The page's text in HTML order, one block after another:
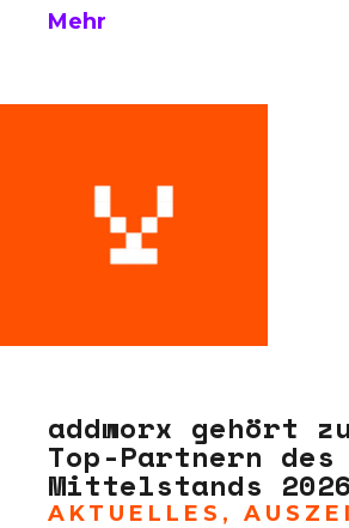
Mehr
addworx gehört
Top-Partnern des
Mittelstands 2026
AKTUELLES ,